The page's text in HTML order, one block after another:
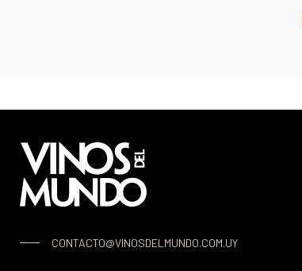
CONTACTO@VINOSDELMUNDO.COM.UY